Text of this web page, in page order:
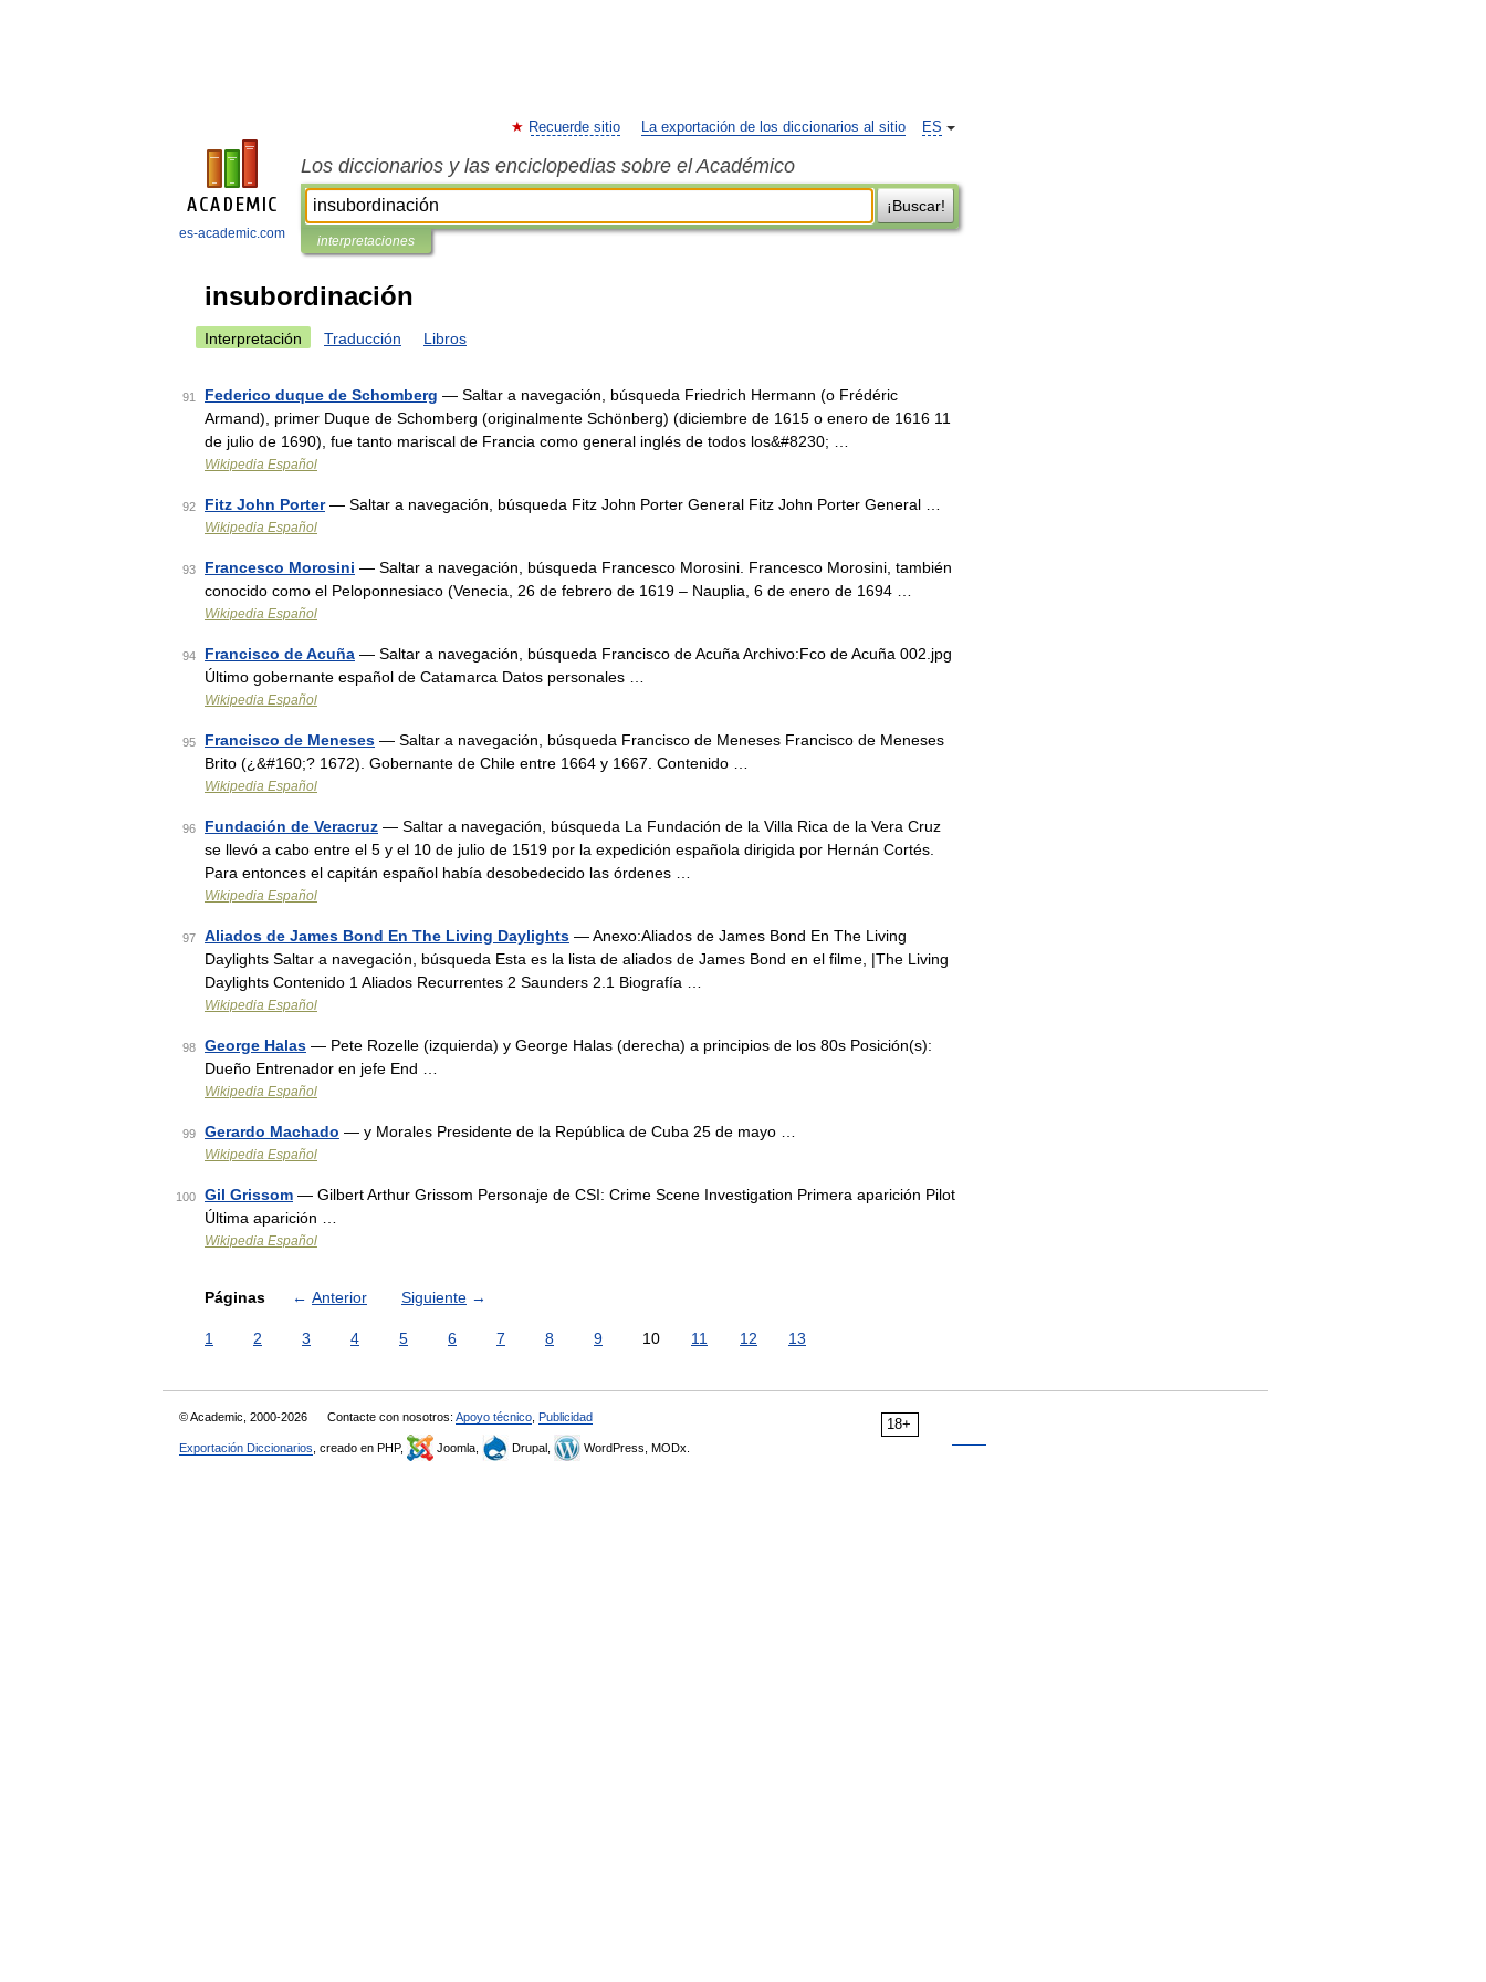
es-academic.com
ES
Recuerde sitio La exportación de los diccionarios al sitio
Los diccionarios y las enciclopedias sobre el Académico
¡Buscar!
interpretaciones
insubordinación
Interpretación Traducción Libros
91 Federico duque de Schomberg — Saltar a navegación, búsqueda Friedrich Hermann (o Frédéric
Armand), primer Duque de Schomberg (originalmente Schönberg) (diciembre de 1615 o enero de 1616 11
de julio de 1690), fue tanto mariscal de Francia como general inglés de todos los&#8230; …
Wikipedia Español
92 Fitz John Porter— Saltar a navegación, búsqueda Fitz John Porter General Fitz John Porter General …
Wikipedia Español
93 Francesco Morosini — Saltar a navegación, búsqueda Francesco Morosini. Francesco Morosini, también
conocido como el Peloponnesiaco (Venecia, 26 de febrero de 1619 – Nauplia, 6 de enero de 1694 …
Wikipedia Español
94 Francisco de Acuña — Saltar a navegación, búsqueda Francisco de Acuña Archivo:Fco de Acuña 002.jpg
Último gobernante español de Catamarca Datos personales …
Wikipedia Español
95 Francisco de Meneses — Saltar a navegación, búsqueda Francisco de Meneses Francisco de Meneses
Brito (¿&#160;? 1672). Gobernante de Chile entre 1664 y 1667. Contenido …
Wikipedia Español
96 Fundación de Veracruz — Saltar a navegación, búsqueda La Fundación de la Villa Rica de la Vera Cruz
se llevó a cabo entre el 5 y el 10 de julio de 1519 por la expedición española dirigida por Hernán Cortés.
Para entonces el capitán español había desobedecido las órdenes …
Wikipedia Español
97 Aliados de James Bond En The Living Daylights — Anexo:Aliados de James Bond En The Living
Daylights Saltar a navegación, búsqueda Esta es la lista de aliados de James Bond en el filme, |The Living
Daylights Contenido 1 Aliados Recurrentes 2 Saunders 2.1 Biografía …
Wikipedia Español
98 George Halas — Pete Rozelle (izquierda) y George Halas (derecha) a principios de los 80s Posición(s):
Dueño Entrenador en jefe End …
Wikipedia Español
99 Gerardo Machado — y Morales Presidente de la República de Cuba 25 de mayo …
Wikipedia Español
100 Gil Grissom — Gilbert Arthur Grissom Personaje de CSI: Crime Scene Investigation Primera aparición Pilot
Última aparición …
Wikipedia Español
Páginas ← Anterior Siguiente →
1 2 3 4 5 6 7 8 9 10 11 12 13
18+
© Academic, 2000-2026 Contacte con nosotros: Apoyo técnico Publicidad
Exportación Diccionarios , creado en PHP, Joomla, Drupal, WordPress, MODx.